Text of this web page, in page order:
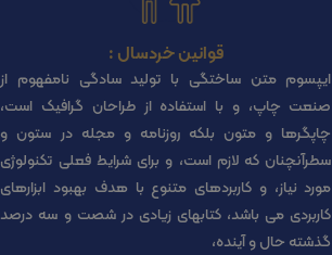
قوانین خردسال :
ایپسوم متن ساختگی با تولید سادگی نامفهوم از
صنعت چاپ، و با استفاده از طراحان گرافیک است،
چاپگرها و متون بلکه روزنامه و مجله در ستون و
سطرآنچنان که لازم است، و برای شرایط فعلی تکنولوژی
مورد نیاز، و کاربردهای متنوع با هدف بهبود ابزارهای
کاربردی می باشد، کتابهای زیادی در شصت و سه درصد
گذشته حال و آینده،